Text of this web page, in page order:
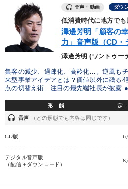
音声・動画 ダウ
低消費時代に地方で
澤邊芳明「顧客の
力」音声版（CD・
澤邊芳明 (ワントゥ
集客の減少、過疎化、高齢化…。逆風も
来型事業アイデアとは？価値以外に残る4
点の切替え術…注目の最先端社長が披露 ●
形 態 定
headset 音声 （どの形態でも内容は同じです）
CD版
デジタル音声版
（配信＋ダウンロード）